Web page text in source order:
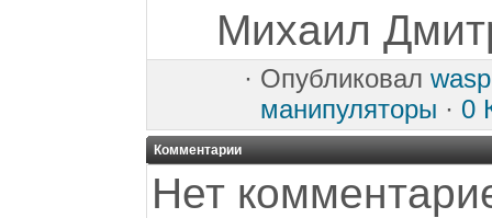
Михаил
· Опубликовал wasp
манипуляторы · 0
Комментарии
Нет